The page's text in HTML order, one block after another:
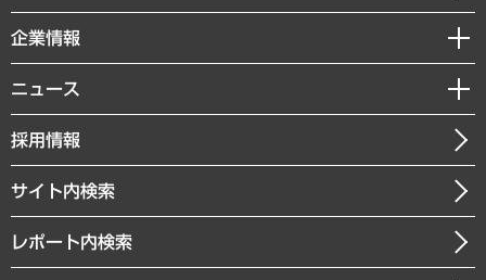
共生・ダイバーシティ
GRC（ガバナンス・リスク・コンプライアンス）・防災（政策）
経済・産業・雇用・労働
まちづくり・観光・交通・スポーツ・スマートシティ
自然資源・農林水産業・食料システム
レポート
コラム
経営用語集
受託・受注実績（官公庁関連）
メディア掲載・出演
セミナー・イベント情報
MUFGビジネスセミナー
受託案件情報
企業情報
私たちの想い
社長メッセージ
会社概要
沿革
組織図・本部部室紹介
ニュース
ニュースリリース
お知らせ
採用情報
サイト内検索
レポート内検索